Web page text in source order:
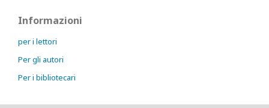
Informazioni
per i lettori
Per gli autori
Per i bibliotecari